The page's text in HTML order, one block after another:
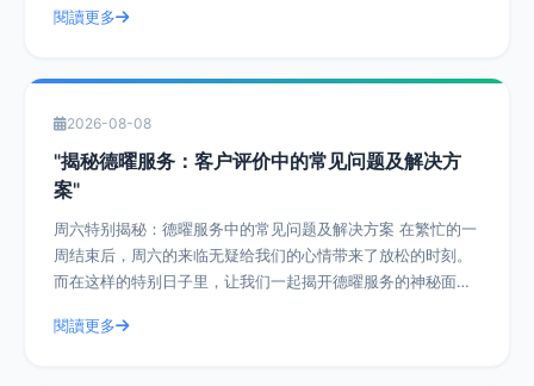
閱讀更多
2026-08-08
"揭秘德曜服务：客户评价中的常见问题及解决方
案"
周六特别揭秘：德曜服务中的常见问题及解决方案 在繁忙的一
周结束后，周六的来临无疑给我们的心情带来了放松的时刻。
而在这样的特别日子里，让我们一起揭开德曜服务的神秘面
閱讀更多